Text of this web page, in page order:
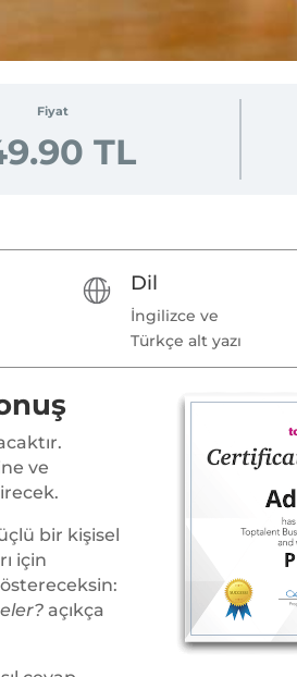
Fiyat
TL
Dil
İngilizce ve
Türkçe alt yazı
ve
bir kişisel
için
açıkça